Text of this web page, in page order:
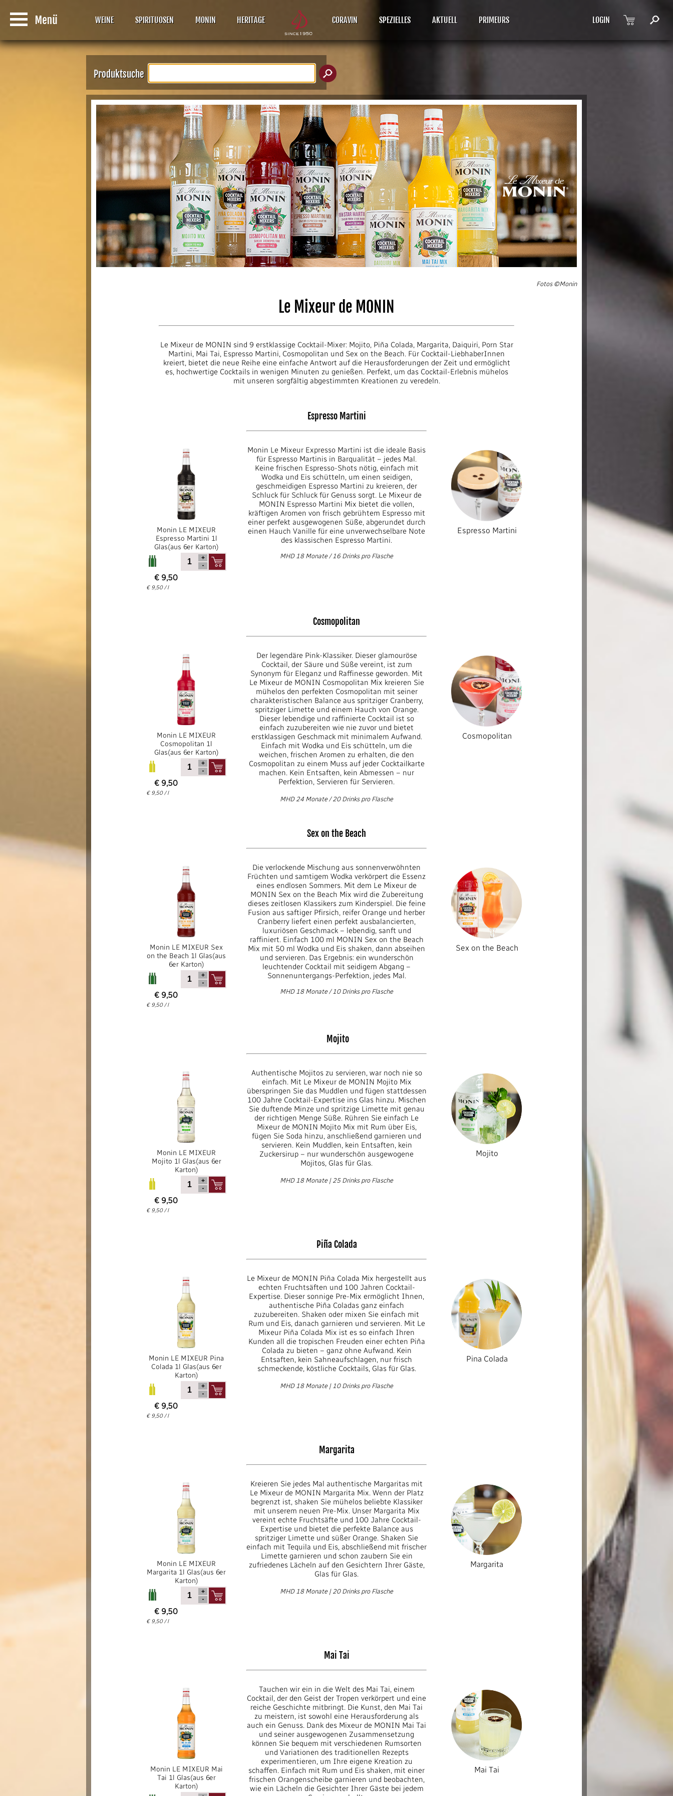
WEINE SPIRITUOSEN MONIN HERITAGE CORAVIN SPEZIELLES AKTUELL LOGIN
PRIMEURS
Produktsuche
Fotos ©Monin
Le Mixeur de MONIN
Le Mixeur de MONIN sind 9 erstklassige Cocktail-Mixer: Mojito, Piña Colada, Margarita, Daiquiri, Porn Star
Martini, Mai Tai, Espresso Martini, Cosmopolitan und Sex on the Beach. Für Cocktail-LiebhaberInnen
kreiert, bietet die neue Reihe eine einfache Antwort auf die Herausforderungen der Zeit und ermöglicht
es, hochwertige Cocktails in wenigen Minuten zu genießen. Perfekt, um das Cocktail-Erlebnis mühelos
mit unseren sorgfältig abgestimmten Kreationen zu veredeln.
Espresso Martini
Monin LE MIXEUR
Espresso Martini 1l
Glas(aus 6er Karton)
€ 9,50
€ 9,50 / l
Monin Le Mixeur Expresso Martini ist die ideale Basis
für Espresso Martinis in Barqualität – jedes Mal.
Keine frischen Espresso-Shots nötig, einfach mit
Wodka und Eis schütteln, um einen seidigen,
geschmeidigen Espresso Martini zu kreieren, der
Schluck für Schluck für Genuss sorgt. Le Mixeur de
MONIN Espresso Martini Mix bietet die vollen,
kräftigen Aromen von frisch gebrühtem Espresso mit
einer perfekt ausgewogenen Süße, abgerundet durch
einen Hauch Vanille für eine unverwechselbare Note
des klassischen Espresso Martini.
MHD 18 Monate / 16 Drinks pro Flasche
Espresso Martini
Cosmopolitan
Monin LE MIXEUR
Cosmopolitan 1l
Glas(aus 6er Karton)
€ 9,50
€ 9,50 / l
Der legendäre Pink-Klassiker. Dieser glamouröse
Cocktail, der Säure und Süße vereint, ist zum
Synonym für Eleganz und Raffinesse geworden. Mit
Le Mixeur de MONIN Cosmopolitan Mix kreieren Sie
mühelos den perfekten Cosmopolitan mit seiner
charakteristischen Balance aus spritziger Cranberry,
spritziger Limette und einem Hauch von Orange.
Dieser lebendige und raffinierte Cocktail ist so
einfach zuzubereiten wie nie zuvor und bietet
erstklassigen Geschmack mit minimalem Aufwand.
Einfach mit Wodka und Eis schütteln, um die
weichen, frischen Aromen zu erhalten, die den
Cosmopolitan zu einem Muss auf jeder Cocktailkarte
machen. Kein Entsaften, kein Abmessen – nur
Perfektion, Servieren für Servieren.
MHD 24 Monate / 20 Drinks pro Flasche
Cosmopolitan
Sex on the Beach
Monin LE MIXEUR Sex
on the Beach 1l Glas(aus
6er Karton)
€ 9,50
€ 9,50 / l
Die verlockende Mischung aus sonnenverwöhnten
Früchten und samtigem Wodka verkörpert die Essenz
eines endlosen Sommers. Mit dem Le Mixeur de
MONIN Sex on the Beach Mix wird die Zubereitung
dieses zeitlosen Klassikers zum Kinderspiel. Die feine
Fusion aus saftiger Pfirsich, reifer Orange und herber
Cranberry liefert einen perfekt ausbalancierten,
luxuriösen Geschmack – lebendig, sanft und
raffiniert. Einfach 100 ml MONIN Sex on the Beach
Mix mit 50 ml Wodka und Eis shaken, dann abseihen
und servieren. Das Ergebnis: ein wunderschön
leuchtender Cocktail mit seidigem Abgang –
Sonnenuntergangs-Perfektion, jedes Mal.
MHD 18 Monate / 10 Drinks pro Flasche
Sex on the Beach
Mojito
Monin LE MIXEUR
Mojito 1l Glas(aus 6er
Karton)
€ 9,50
€ 9,50 / l
Authentische Mojitos zu servieren, war noch nie so
einfach. Mit Le Mixeur de MONIN Mojito Mix
überspringen Sie das Muddlen und fügen stattdessen
100 Jahre Cocktail-Expertise ins Glas hinzu. Mischen
Sie duftende Minze und spritzige Limette mit genau
der richtigen Menge Süße. Rühren Sie einfach Le
Mixeur de MONIN Mojito Mix mit Rum über Eis,
fügen Sie Soda hinzu, anschließend garnieren und
servieren. Kein Muddlen, kein Entsaften, kein
Zuckersirup – nur wunderschön ausgewogene
Mojitos, Glas für Glas.
MHD 18 Monate | 25 Drinks pro Flasche
Mojito
Piña Colada
Monin LE MIXEUR Pina
Colada 1l Glas(aus 6er
Karton)
€ 9,50
€ 9,50 / l
Le Mixeur de MONIN Piña Colada Mix hergestellt aus
echten Fruchtsäften und 100 Jahren Cocktail-
Expertise. Dieser sonnige Pre-Mix ermöglicht Ihnen,
authentische Piña Coladas ganz einfach
zuzubereiten. Shaken oder mixen Sie einfach mit
Rum und Eis, danach garnieren und servieren. Mit Le
Mixeur Piña Colada Mix ist es so einfach Ihren
Kunden all die tropischen Freuden einer echten Piña
Colada zu bieten – ganz ohne Aufwand. Kein
Entsaften, kein Sahneaufschlagen, nur frisch
schmeckende, köstliche Cocktails, Glas für Glas.
MHD 18 Monate | 10 Drinks pro Flasche
Pina Colada
Margarita
Monin LE MIXEUR
Margarita 1l Glas(aus 6er
Karton)
€ 9,50
€ 9,50 / l
Kreieren Sie jedes Mal authentische Margaritas mit
Le Mixeur de MONIN Margarita Mix. Wenn der Platz
begrenzt ist, shaken Sie mühelos beliebte Klassiker
mit unserem neuen Pre-Mix. Unser Margarita Mix
vereint echte Fruchtsäfte und 100 Jahre Cocktail-
Expertise und bietet die perfekte Balance aus
spritziger Limette und süßer Orange. Shaken Sie
einfach mit Tequila und Eis, abschließend mit frischer
Limette garnieren und schon zaubern Sie ein
zufriedenes Lächeln auf den Gesichtern Ihrer Gäste,
Glas für Glas.
MHD 18 Monate | 20 Drinks pro Flasche
Margarita
Mai Tai
Monin LE MIXEUR Mai
Tai 1l Glas(aus 6er
Karton)
Tauchen wir ein in die Welt des Mai Tai, einem
Cocktail, der den Geist der Tropen verkörpert und eine
reiche Geschichte mitbringt. Die Kunst, den Mai Tai
zu meistern, ist sowohl eine Herausforderung als
auch ein Genuss. Dank des Mixeur de MONIN Mai Tai
und seiner ausgewogenen Zusammensetzung
können Sie bequem mit verschiedenen Rumsorten
und Variationen des traditionellen Rezepts
experimentieren, um Ihre eigene Kreation zu
schaffen. Einfach mit Rum und Eis shaken, mit einer
frischen Orangenscheibe garnieren und beobachten,
wie ein Lächeln die Gesichter Ihrer Gäste bei jedem
Mai Tai